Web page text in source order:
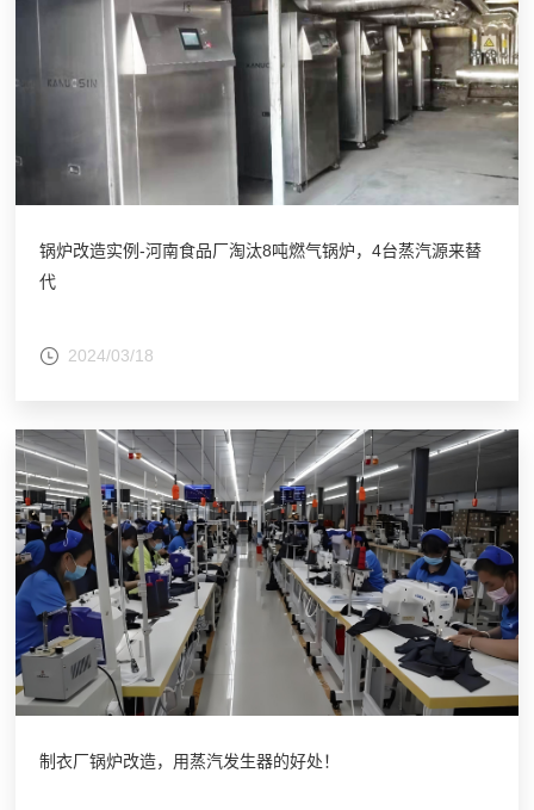
锅炉改造实例-河南食品厂淘汰8吨燃气锅炉，4台蒸汽源来替
代
2024/03/18
制衣厂锅炉改造，用蒸汽发生器的好处！